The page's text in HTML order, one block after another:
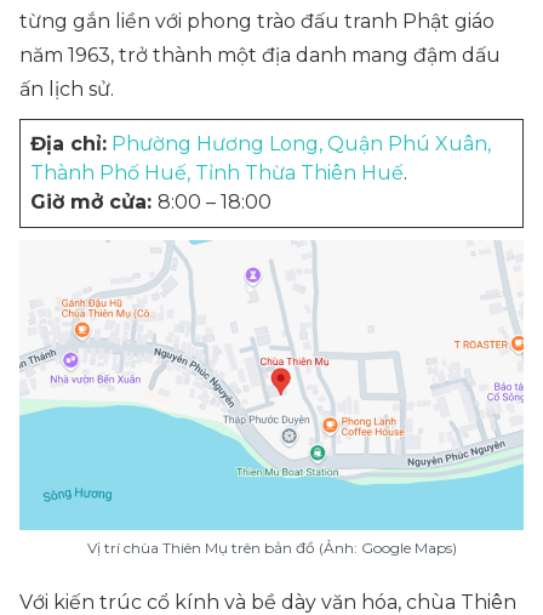
từng gắn liền với phong trào đấu tranh Phật giáo
năm 1963, trở thành một địa danh mang đậm dấu
ấn lịch sử.
Địa chỉ: Phường Hương Long, Quận Phú Xuân,
Thành Phố Huế, Tỉnh Thừa Thiên Huế.
Giờ mở cửa: 8:00 – 18:00
Vị trí chùa Thiên Mụ trên bản đồ (Ảnh: Google Maps)
Với kiến trúc cổ kính và bề dày văn hóa, chùa Thiên